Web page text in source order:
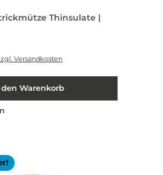
Thinsulate |
Versandkosten
den Warenkorb